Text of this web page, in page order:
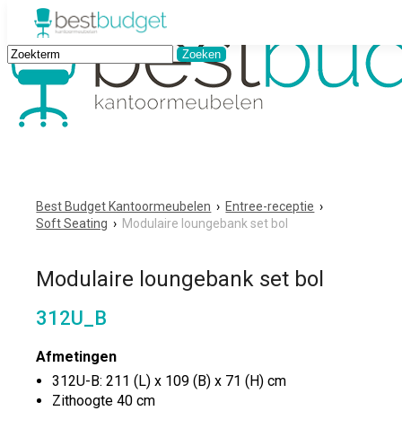
Best Budget Kantoormeubelen › Entree-receptie ›
Soft Seating › Modulaire loungebank set bol
Modulaire loungebank set bol
312U_B
Afmetingen
312U-B: 211 (L) x 109 (B) x 71 (H) cm
Zithoogte 40 cm